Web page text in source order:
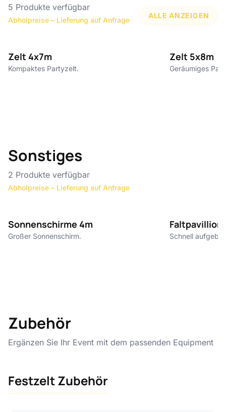
5 Produkte verfügbar
Abholpreise – Lieferung auf Anfrage
ALLE ANZEIGEN
Zelt 4x7m
Kompaktes Partyzelt.
Zelt 5x8m
Geräumiges
Sonstiges
2 Produkte verfügbar
Abholpreise – Lieferung auf Anfrage
Sonnenschirme 4m
Großer Sonnenschirm.
Faltpavillion
Schnell
Zubehör
Ergänzen Sie Ihr Event mit dem passenden Equipment
Festzelt Zubehör